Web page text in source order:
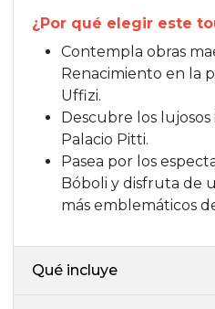
¿Por qué elegir este
Contempla obras
Renacimiento en la
Uffizi.
Descubre los
Palacio Pitti.
Pasea por los
Bóboli y disfruta de
más emblemáticos
Qué incluye